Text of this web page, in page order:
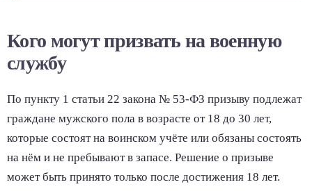
Кого могут призвать на военную
службу
По пункту 1 статьи 22 закона № 53-ФЗ призыву подлежат
граждане мужского пола в возрасте от 18 до 30 лет,
которые состоят на воинском учёте или обязаны состоять
на нём и не пребывают в запасе. Решение о призыве
может быть принято только после достижения 18 лет.